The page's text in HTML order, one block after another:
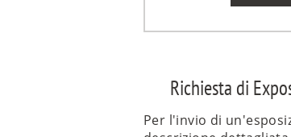
Richiesta di
Per l'invio di